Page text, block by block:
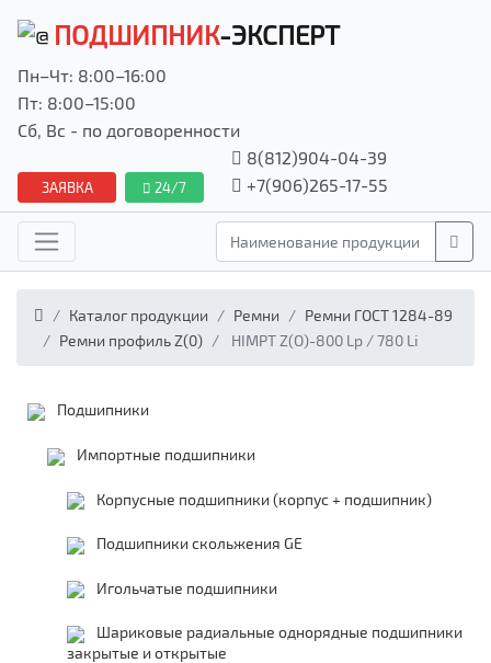
ПОДШИПНИК-ЭКСПЕРТ
Пн–Чт: 8:00–16:00
Пт: 8:00–15:00
Сб, Вс - по договоренности
ЗАЯВКА 24/7
8(812)904-04-39
+7(906)265-17-55
Каталог продукции Ремни
Ремни ГОСТ 1284-89
Ремни профиль Z(0)
HIMPT Z(О)-800 Lp / 780 Li
Подшипники
Импортные подшипники
Корпусные подшипники (корпус + подшипник)
Подшипники скольжения GE
Игольчатые подшипники
Шариковые радиальные однорядные подшипники
закрытые и открытые